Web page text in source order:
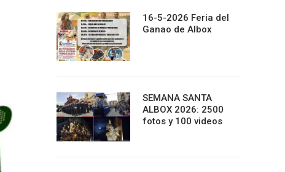
16-5-2026 Feria del
Ganao de Albox
SEMANA SANTA
ALBOX 2026: 2500
fotos y 100 videos